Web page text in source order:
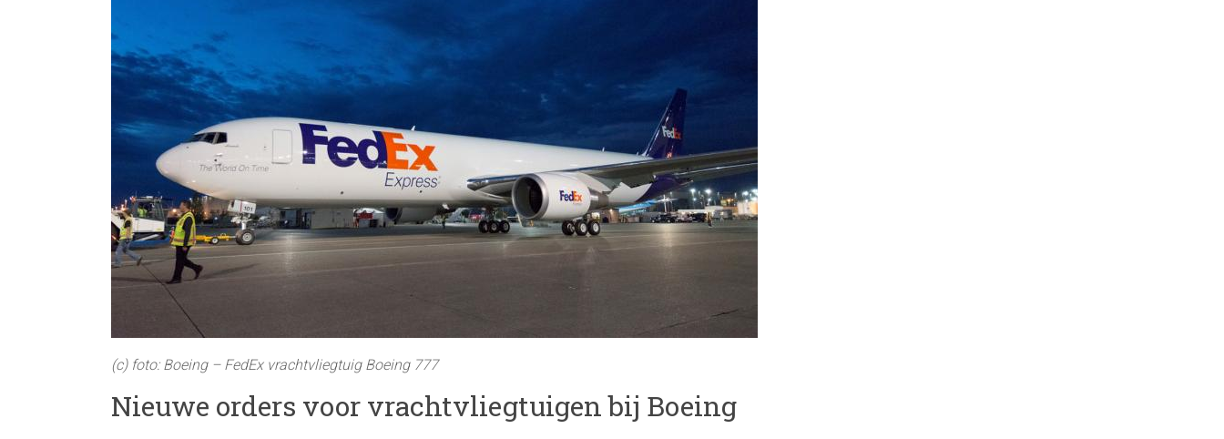
(c) foto: Boeing – FedEx vrachtvliegtuig Boeing 777
Nieuwe orders voor vrachtvliegtuigen bij Boeing